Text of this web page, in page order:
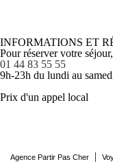
INFORMATIONS ET
Pour réserver votre
01 44 83 55 55
9h-23h du lundi au
Prix d'un appel local
Agence Partir Pas Cher |